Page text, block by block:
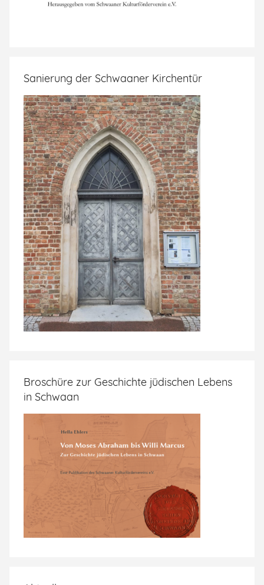
Sanierung der Schwaaner Kirchentür
Broschüre zur Geschichte jüdischen Lebens
in Schwaan